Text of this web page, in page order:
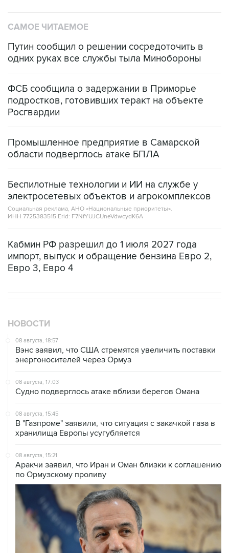
САМОЕ ЧИТАЕМОЕ
Путин сообщил о решении сосредоточить в
одних руках все службы тыла Минобороны
ФСБ сообщила о задержании в Приморье
подростков, готовивших теракт на объекте
Росгвардии
Промышленное предприятие в Самарской
области подверглось атаке БПЛА
Беспилотные технологии и ИИ на службе у
электросетевых объектов и агрокомплексов
Социальная реклама, АНО «Национальные приоритеты».
ИНН 7725383515 Erid: F7NfYUJCUneVdwcydK6A
Кабмин РФ разрешил до 1 июля 2027 года
импорт, выпуск и обращение бензина Евро 2,
Евро 3, Евро 4
НОВОСТИ
08 августа, 18:57
Вэнс заявил, что США стремятся увеличить поставки
энергоносителей через Ормуз
08 августа, 17:03
Судно подверглось атаке вблизи берегов Омана
08 августа, 15:45
В "Газпроме" заявили, что ситуация с закачкой газа в
хранилища Европы усугубляется
08 августа, 15:21
Аракчи заявил, что Иран и Оман близки к соглашению
по Ормузскому проливу